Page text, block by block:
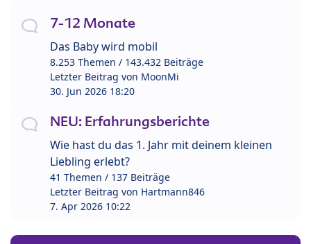
7-12 Monate
Das Baby wird mobil
8.253 Themen / 143.432 Beiträge
Letzter Beitrag von MoonMi
30. Jun 2026 18:20
NEU: Erfahrungsberichte
Wie hast du das 1. Jahr mit deinem kleinen
Liebling erlebt?
41 Themen / 137 Beiträge
Letzter Beitrag von Hartmann846
7. Apr 2026 10:22